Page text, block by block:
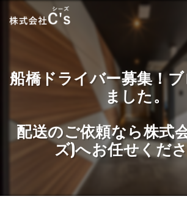
船橋ドライバー募集！
ました。
配送のご依頼なら株式
ズ)へお任せくだ